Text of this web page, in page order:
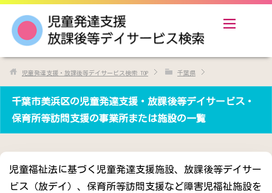
児童発達支援・放課後等デイサービス検索 TOP 千葉県
千葉市美浜区の児童発達支援・放課後等デイサービス・
保育所等訪問支援の事業所または施設の一覧
児童福祉法に基づく児童発達支援施設、放課後等デイサー
ビス（放デイ）、保育所等訪問支援など障害児福祉施設を